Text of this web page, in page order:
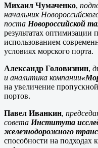
Михаил Чумаченко,
начальник
поста Новороссийской
результатах оптимизации
использованием
условиях морского порта.
Александр Головизнин,
и аналитика компании
на увеличение
портов.
Павел Иванкин,
совета Института
железнодорожного
способности на подходах